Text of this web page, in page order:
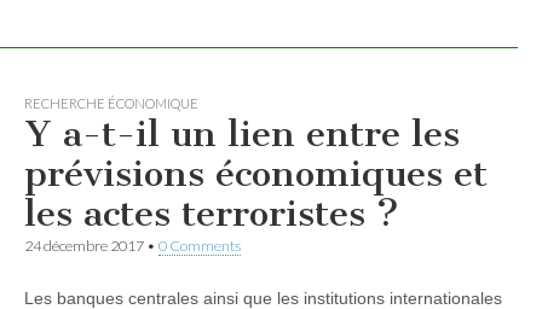
RECHERCHE ÉCONOMIQUE
Y a-t-il un lien entre les
prévisions économiques et
les actes terroristes ?
24 décembre 2017 • 0 Comments
Les banques centrales ainsi que les institutions internationales